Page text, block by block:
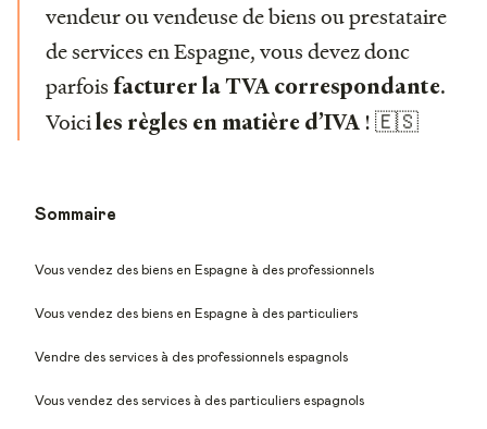
vendeur ou vendeuse de biens ou prestataire
de services en Espagne, vous devez donc
parfois facturer la TVA correspondante.
Voiciles règles en matière d’IVA ! 🇪🇸
Sommaire
Vous vendez des biens en Espagne à des professionnels
Vous vendez des biens en Espagne à des particuliers
Vendre des services à des professionnels espagnols
Vous vendez des services à des particuliers espagnols